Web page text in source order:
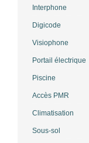
Interphone
Digicode
Visiophone
Portail électrique
Piscine
Accès PMR
Climatisation
Sous-sol